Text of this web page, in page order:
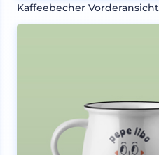
Kaffeebecher Vorderansicht